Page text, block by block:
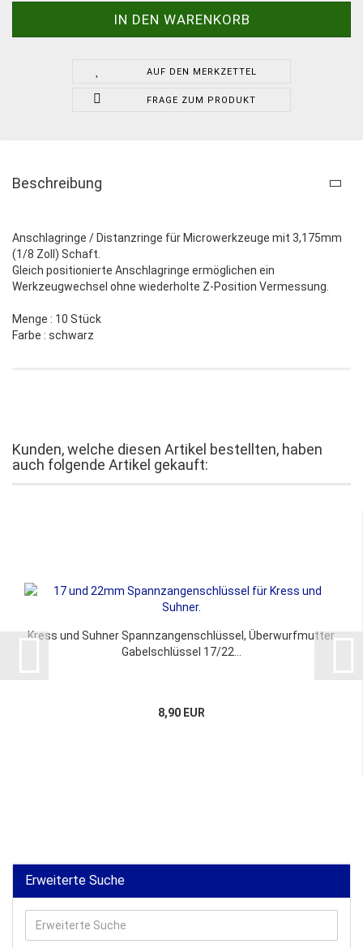
AUF DEN MERKZETTEL
FRAGE ZUM PRODUKT
Beschreibung
Anschlagringe / Distanzringe für Microwerkzeuge mit 3,175mm
(1/8 Zoll) Schaft.
Gleich positionierte Anschlagringe ermöglichen ein
Werkzeugwechsel ohne wiederholte Z-Position Vermessung.
Menge : 10 Stück
Farbe : schwarz
Kunden, welche diesen Artikel bestellten, haben
auch folgende Artikel gekauft:
Kress und Suhner Spannzangenschlüssel, Überwurfmutter
Gabelschlüssel 17/22...
8,90 EUR
Erweiterte Suche
Erweiterte
Suche